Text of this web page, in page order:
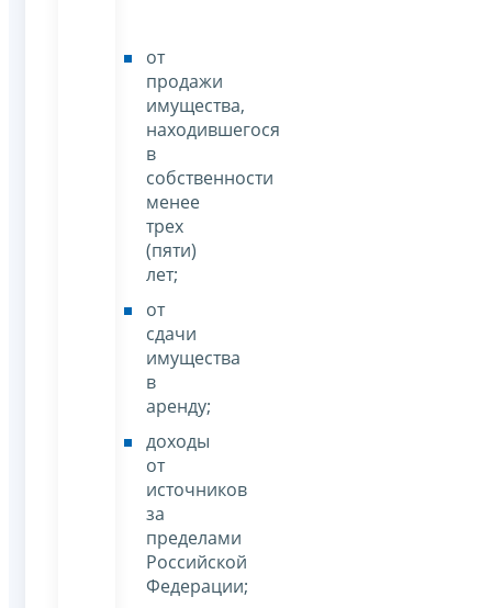
от
продажи
имущества,
находившегося
в
собственности
менее
трех
(пяти)
лет;
от
сдачи
имущества
в
аренду;
доходы
от
источников
за
пределами
Российской
Федерации;